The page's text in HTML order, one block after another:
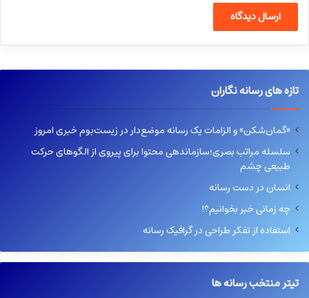
تازه های رسانه نگاران
«گمان‌شکن» و الزامات یک رسانه موضع‌دار در زیست‌بوم خبری امروز
سلسله مراتب بصری؛سازماندهی محتوا برای پیروی از الگوهای حرکت
طبیعی چشم
انسان در دست رسانه
چه زمانی خبر بخوانیم؟!
استفاده از تفکر طراحی در گرافیک رسانه
تیتر منتخب رسانه ها